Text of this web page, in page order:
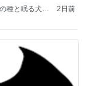
種と眠る犬」
2日前